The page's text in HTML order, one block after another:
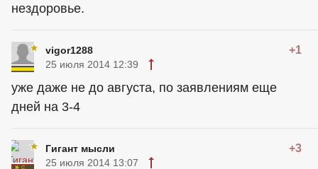
нездоровье.
vigor1288 +1
25 июля 2014 12:39
уже даже не до августа, по заявлениям еще
дней на 3-4
Гигант мысли +3
25 июля 2014 13:07